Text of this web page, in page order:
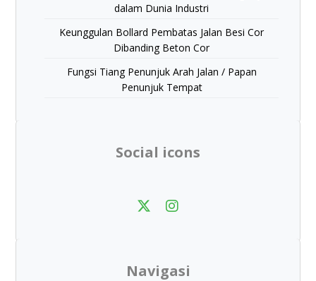
dalam Dunia Industri
Keunggulan Bollard Pembatas Jalan Besi Cor
Dibanding Beton Cor
Fungsi Tiang Penunjuk Arah Jalan / Papan
Penunjuk Tempat
Social icons
Navigasi